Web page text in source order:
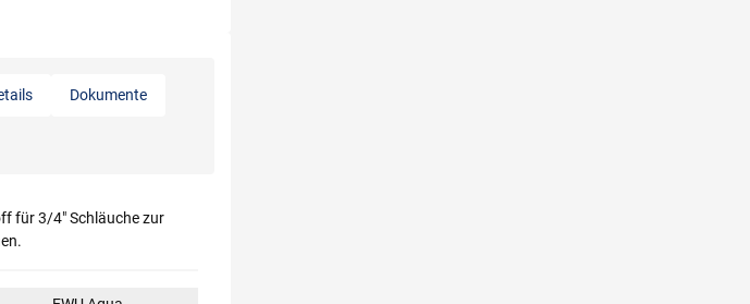
Dokumente
für 3/4" Schläuche zur